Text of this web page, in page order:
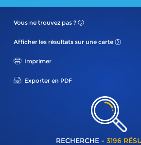
Vous ne trouvez pas ?
Afficher les résultats sur une carte
Imprimer
Exporter en PDF
RECHERCHE - 3196